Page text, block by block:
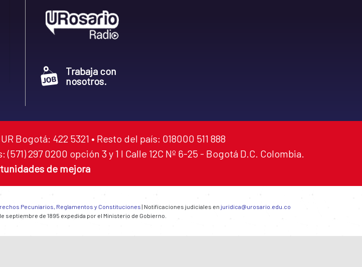
Trabaja con
nosotros.
Bogotá: 422 5321 • Resto del país: 018000 511 888
297 0200 opción 3 y 1 I Calle 12C Nº 6-25 - Bogotá D.C. Colombia.
de mejora
Pecuniarios, Reglamentos y Constituciones | Notificaciones judiciales en juridica@urosario.edu.co
septiembre de 1895 expedida por el Ministerio de Gobierno.